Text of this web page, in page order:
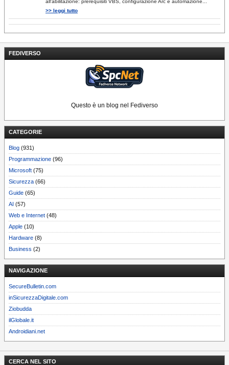
FEDIVERSO
Questo è un blog nel Fediverso
CATEGORIE
Blog (931)
Programmazione (96)
Microsoft (75)
Sicurezza (66)
Guide (65)
AI (57)
Web e Internet (48)
Apple (10)
Hardware (8)
Business (2)
NAVIGAZIONE
SecureBulletin.com
inSicurezzaDigitale.com
Ziobudda
ilGlobale.it
Androidiani.net
all'abilitazione: prerequisiti VBS, configurazione Arc e automazione...
>> leggi tutto
CERCA NEL SITO